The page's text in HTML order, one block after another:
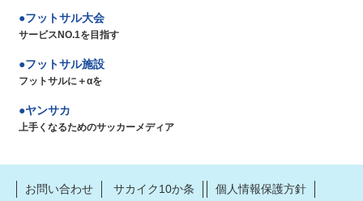
フットサル大会
サービスNO.1を目指す
フットサル施設
フットサルに＋αを
ヤンサカ
上手くなるためのサッカーメディア
お問い合わせ サカイク10か条 個人情報保護方針